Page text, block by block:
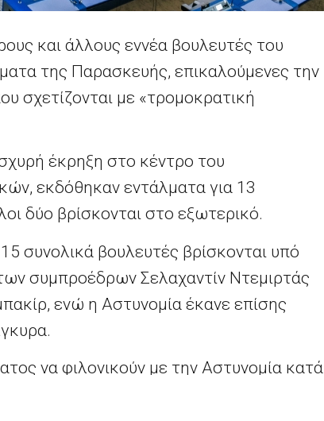
και άλλους εννέα βουλευτές του
της Παρασκευής, επικαλούμενες την
σχετίζονται με «τρομοκρατική
έκρηξη στο κέντρο του
εκδόθηκαν εντάλματα για 13
δύο βρίσκονται στο εξωτερικό.
συνολικά βουλευτές βρίσκονται υπό
συμπροέδρων Σελαχαντίν Ντεμιρτάς
ενώ η Αστυνομία έκανε επίσης
να φιλονικούν με την Αστυνομία κατά